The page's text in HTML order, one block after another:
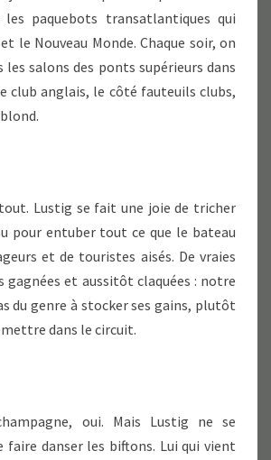
paquebots transatlantiques qui
le Nouveau Monde. Chaque soir, on
les salons des ponts supérieurs dans
club anglais, le côté fauteuils clubs,
Lustig se fait une joie de tricher
pour entuber tout ce que le bateau
et de touristes aisés. De vraies
et aussitôt claquées : notre
du genre à stocker ses gains, plutôt
dans le circuit.
oui. Mais Lustig ne se
faire danser les biftons. Lui qui vient